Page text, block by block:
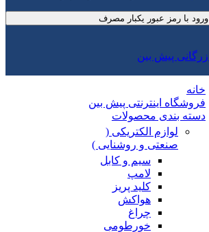
ورود با رمز عبور یکبار مصرف
خانه
فروشگاه اینترنتی پیش بین
دسته بندی محصولات
لوازم الکتریکی (
صنعتی و روشنایی )
سیم و کابل
لامپ
کلید پریز
هواکش
چراغ
خورطومی